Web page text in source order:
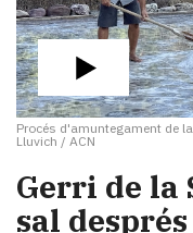
Procés d'amuntegament de
Lluvich / ACN
​Gerri de la
sal